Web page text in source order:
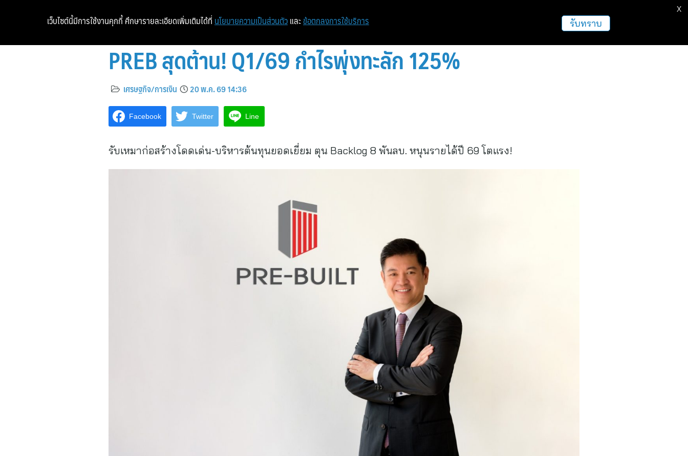
หน้าแรก ท่องเที่ยว ฝากข่าวประชาสัมพันธ์
PREB สุดต้าน! Q1/69 กำไรพุ่งทะลัก 125%
เศรษฐกิจ/การเงิน 20 พ.ค. 69 14:36
Facebook Twitter Line
รับเหมาก่อสร้างโดดเด่น-บริหารต้นทุนยอดเยี่ยม ตุน Backlog 8 พันลบ. หนุนรายได้ปี 69 โตแรง!
เว็บไซต์นี้มีการใช้งานคุกกี้ ศึกษารายละเอียดเพิ่มเติมได้ที่ นโยบายความเป็นส่วนตัว และ ข้อตกลงการใช้บริการ รับทราบ
X